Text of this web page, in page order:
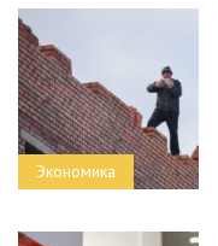
Экономика